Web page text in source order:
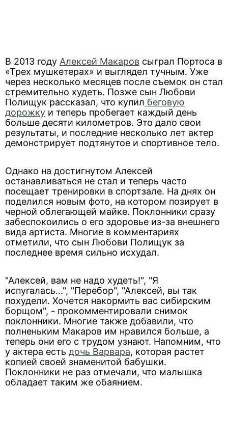
В 2013 году Алексей Макаров сыграл Портоса в
«Трех мушкетерах» и выглядел тучным. Уже
через несколько месяцев после съемок он стал
стремительно худеть. Позже сын Любови
Полищук рассказал, что купил беговую
дорожку и теперь пробегает каждый день
больше десяти километров. Это дало свои
результаты, и последние несколько лет актер
демонстрирует подтянутое и спортивное тело.
Однако на достигнутом Алексей
останавливаться не стал и теперь часто
посещает тренировки в спортзале. На днях он
поделился новым фото, на котором позирует в
черной облегающей майке. Поклонники сразу
забеспокоились о его здоровье из-за внешнего
вида артиста. Многие в комментариях
отметили, что сын Любови Полищук за
последнее время сильно исхудал.
"Алексей, вам не надо худеть!", "Я
испугалась...", "Перебор", "Алексей, вы так
похудели. Хочется накормить вас сибирским
борщом", - прокомментировали снимок
поклонники. Многие также добавили, что
полненьким Макаров им нравился больше, а
теперь они его с трудом узнают. Напомним, что
у актера есть дочь Варвара, которая растет
копией своей знаменитой бабушки.
Поклонники не раз отмечали, что малышка
обладает таким же обаянием.